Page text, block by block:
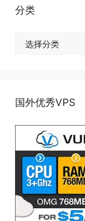
分类
国外优秀VPS